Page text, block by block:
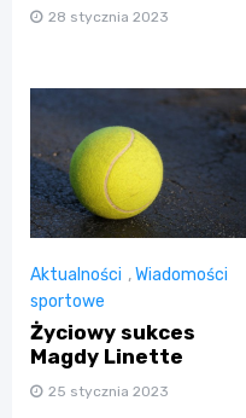
28 stycznia 2023
Aktualności ,Wiadomości
sportowe
Życiowy sukces
Magdy Linette
25 stycznia 2023